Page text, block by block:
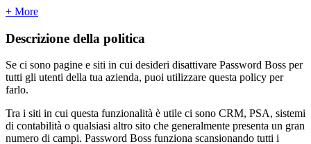
+ More
Descrizione della politica
Se ci sono pagine e siti in cui desideri disattivare Password Boss per
tutti gli utenti della tua azienda, puoi utilizzare questa policy per
farlo.
Tra i siti in cui questa funzionalità è utile ci sono CRM, PSA, sistemi
di contabilità o qualsiasi altro sito che generalmente presenta un gran
numero di campi. Password Boss funziona scansionando tutti i